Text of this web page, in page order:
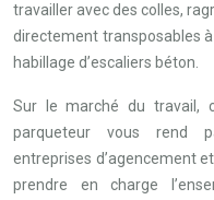
travailler avec des colles,
directement transposables
habillage d’escaliers béton.
Sur le marché du travail,
parqueteur vous rend
entreprises d’agencement
prendre en charge